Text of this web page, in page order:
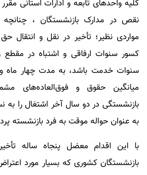
کلیه واحدهای تابعه و ادارات استانی
نقص در مدارک بازنشستگان ،
مواردی نظیر؛ تأخیر در نقل و انتقال
کسور سنوات ارفاقی و اشتباه در مقطع
میانگین حقوق و فوق‌العاده‌های
بازنشستگی در دو سال آخر اشتغال را
به عنوان حواله موقت به فرد بازنشسته
با این اقدام معضل پنجاه ساله
بازنشستگان کشوری که بسیار مورد